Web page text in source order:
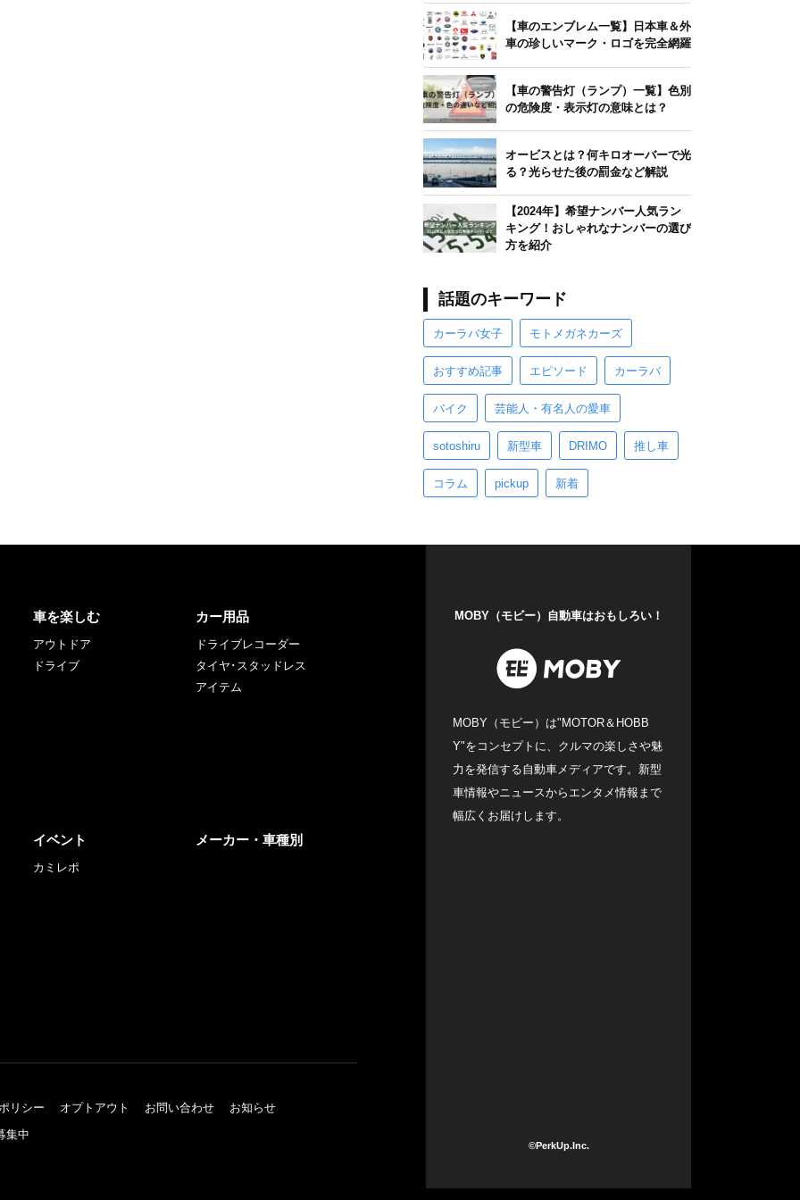
【車のエンブレム一覧】日本車＆外
車の珍しいマーク・ロゴを完全網羅
【車の警告灯（ランプ）一覧】色別
の危険度・表示灯の意味とは？
オービスとは？何キロオーバーで光
る？光らせた後の罰金など解説
【2024年】希望ナンバー人気ラン
キング！おしゃれなナンバーの選び
方を紹介
話題のキーワード
カーラバ女子 モトメガネカーズ
おすすめ記事 エピソード カーラバ
バイク 芸能人・有名人の愛車
sotoshiru 新型車 DRIMO 推し車
コラム pickup 新着
車を楽しむ
アウトドア
ドライブ
カー用品
ドライブレコーダー
タイヤ･スタッドレス
アイテム
イベント
カミレポ
メーカー・車種別
リシー オプトアウト お問い合わせ
お知らせ
集中
MOBY（モビー）自動車はおもしろい！
MOBY（モビー）は"MOTOR＆HOBB
Y"をコンセプトに、クルマの楽しさや魅
力を発信する自動車メディアです。新型
車情報やニュースからエンタメ情報まで
幅広くお届けします。
©PerkUp.Inc.